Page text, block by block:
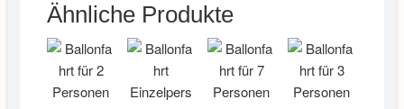
Ähnliche Produkte